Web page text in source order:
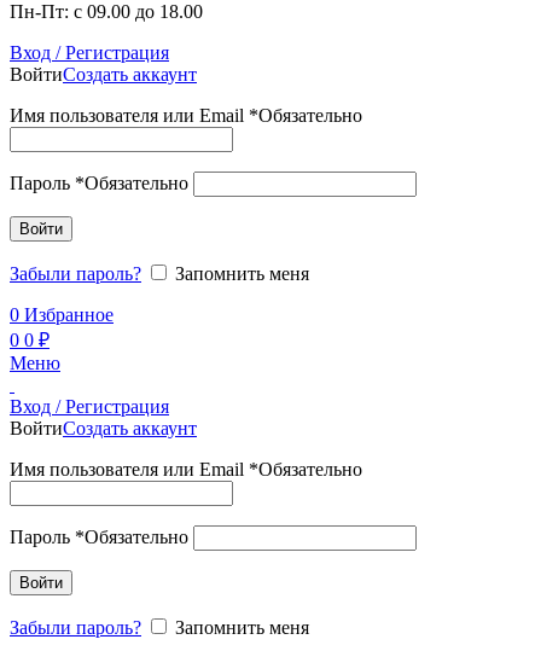
Пн-Пт: с 09.00 до 18.00
Вход / Регистрация
ВойтиСоздать аккаунт
Имя пользователя или Email *Обязательно
Пароль *Обязательно
Войти
Забыли пароль?
Запомнить меня
0 Избранное
0 0 ₽
Меню
Вход / Регистрация
ВойтиСоздать аккаунт
Имя пользователя или Email *Обязательно
Пароль *Обязательно
Войти
Забыли пароль? Запомнить меня